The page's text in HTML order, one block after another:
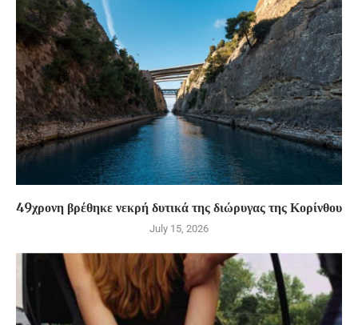
49χρονη βρέθηκε νεκρή δυτικά της διώρυγας της Κορίνθου
July 15, 2026